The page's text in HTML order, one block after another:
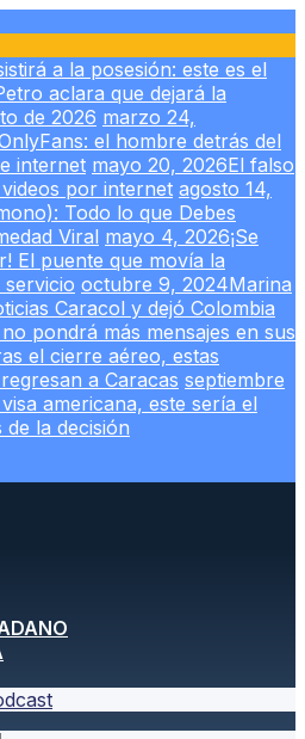
a la posesión: este es el
aclara que dejará la
de 2026 marzo 24,
el hombre detrás del
internet mayo 20, 2026El falso
por internet agosto 14,
Todo lo que Debes
Viral mayo 4, 2026¡Se
El puente que movía la
octubre 9, 2024Marina
Caracol y dejó Colombia
pondrá más mensajes en sus
el cierre aéreo, estas
a Caracas septiembre
americana, este sería el
la decisión